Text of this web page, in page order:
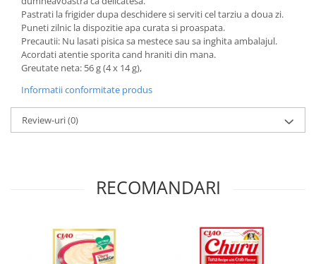
Pastrati la frigider dupa deschidere si serviti cel tarziu a doua zi.
Puneti zilnic la dispozitie apa curata si proaspata.
Precautii: Nu lasati pisica sa mestece sau sa inghita ambalajul.
Acordati atentie sporita cand hraniti din mana.
Greutate neta: 56 g (4 x 14 g),
Informatii conformitate produs
Review-uri(0)
RECOMANDARI